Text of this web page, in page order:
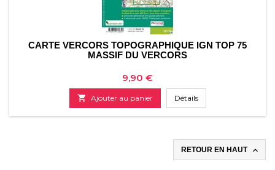
CARTE VERCORS TOPOGRAPHIQUE IGN TOP 75
MASSIF DU VERCORS
Prix
9,90 €
 Ajouter au panier Détails
RETOUR EN HAUT 